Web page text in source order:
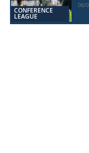
CONFERENCE
LEAGUE
06/